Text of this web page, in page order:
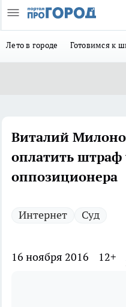
Лето в городе Готовимся к
Виталий
оплатить штраф
оппозиционера
Интернет Суд
16 ноября 2016 12+